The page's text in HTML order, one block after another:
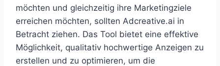
möchten und gleichzeitig ihre Marketingziele
erreichen möchten, sollten Adcreative.ai in
Betracht ziehen. Das Tool bietet eine effektive
Möglichkeit, qualitativ hochwertige Anzeigen zu
erstellen und zu optimieren, um die